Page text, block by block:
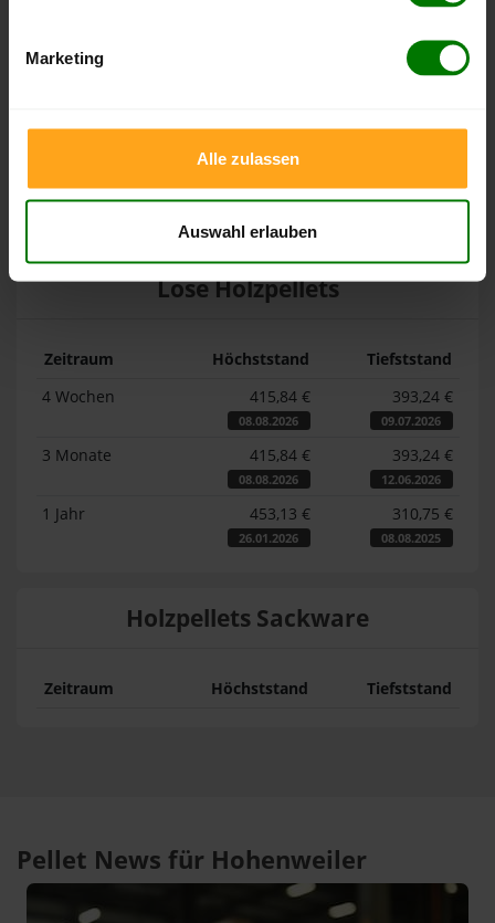
Marketing
Alle zulassen
Auswahl erlauben
Pelletspreise in Hohenweiler
Sackware in Hohenweiler. Das dazugehörige Datum zeigt,
wann der Höchst- oder Tiefststand im jeweiligen Zeitraum
Lose Holzpellets
Zeitraum Höchststand
Tiefststand
4 Wochen
415,84 €
08.08.2026
393,24 €
09.07.2026
3 Monate 415,84 €
08.08.2026
393,24 €
12.06.2026
1 Jahr 453,13 €
26.01.2026
310,75 €
08.08.2025
Holzpellets Sackware
Zeitraum Höchststand Tiefststand
Pellet News für Hohenweiler